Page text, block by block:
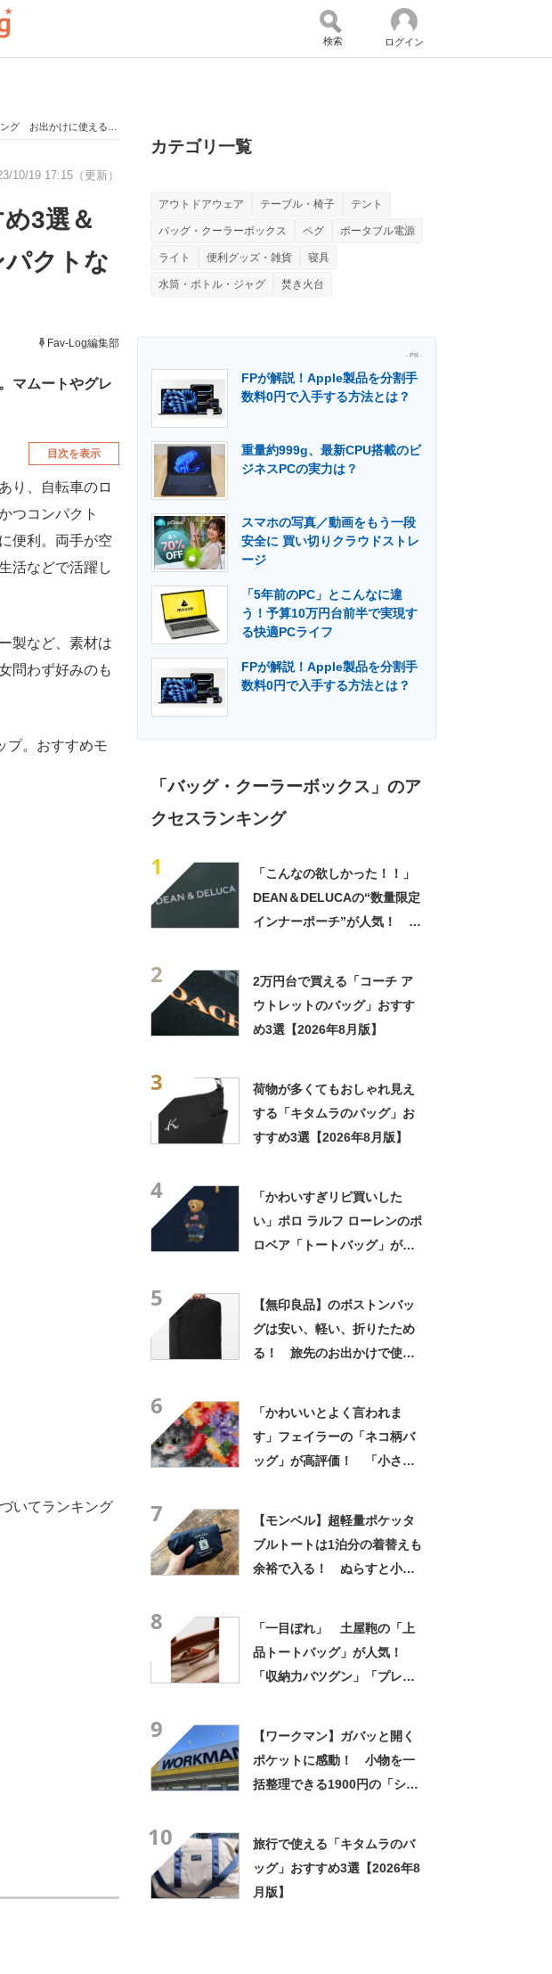
ド 進化するPCとデバイスの未来
経営リーダーのコミュニティ
エネルギーの専門メディア 建設×テクノロジーの最前線
検索 ログイン
な肩掛けバッグ！【2023年10月版】
10/19 17:15（更新）
3選＆
クトな
Fav-Log編集部
マムートやグレ
目次を表示
り、自転車のロ
つコンパクト
便利。両手が空
活などで活躍し
製など、素材は
問わず好みのも
プ。おすすめモ
いてランキング
カテゴリ一覧
アウトドアウェア テーブル・椅子 テント
バッグ・クーラーボックス ペグ ポータブル電源
ライト 便利グッズ・雑貨 寝具
水筒・ボトル・ジャグ 焚き火台
- PR -
FPが解説！Apple製品を分割手
数料0円で入手する方法とは？
重量約999g、最新CPU搭載のビ
ジネスPCの実力は？
スマホの写真／動画をもう一段
安全に 買い切りクラウドストレ
ージ
「5年前のPC」とこんなに違
う！予算10万円台前半で実現す
る快適PCライフ
FPが解説！Apple製品を分割手
数料0円で入手する方法とは？
「バッグ・クーラーボックス」のア
クセスランキング
1
「こんなの欲しかった！！」
DEAN＆DELUCAの“数量限定
インナーポーチ”が人気！
2
2万円台で買える「コーチ ア
ウトレットのバッグ」おすす
め3選【2026年8月版】
3
荷物が多くてもおしゃれ見え
する「キタムラのバッグ」お
すすめ3選【2026年8月版】
4
「かわいすぎリピ買いした
い」ポロ ラルフ ローレンのポ
ロベア「トートバッグ」が人
5
【無印良品】のボストンバッ
グは安い、軽い、折りたため
る！ 旅先のお出かけで使え
6
「かわいいとよく言われま
す」フェイラーの「ネコ柄バ
ッグ」が高評価！ 「小さす
7
【モンベル】超軽量ポケッタ
ブルトートは1泊分の着替えも
余裕で入る！ ぬらすと小さ
8
「一目ぼれ」 土屋鞄の「上
品トートバッグ」が人気！
「収納力バツグン」「プレゼ
9
【ワークマン】ガバッと開く
ポケットに感動！ 小物を一
括整理できる1900円の「ショ
10
旅行で使える「キタムラのバ
ッグ」おすすめ3選【2026年8
月版】